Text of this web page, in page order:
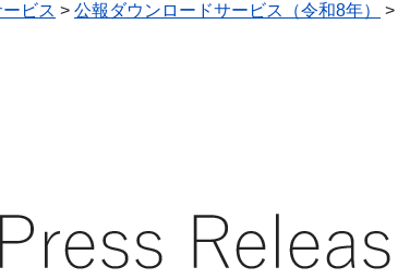
ビス > 公報ダウンロードサービス（令和8年） >